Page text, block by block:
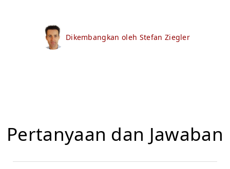
Dikembangkan oleh Stefan Ziegler
Pertanyaan dan Jawaban